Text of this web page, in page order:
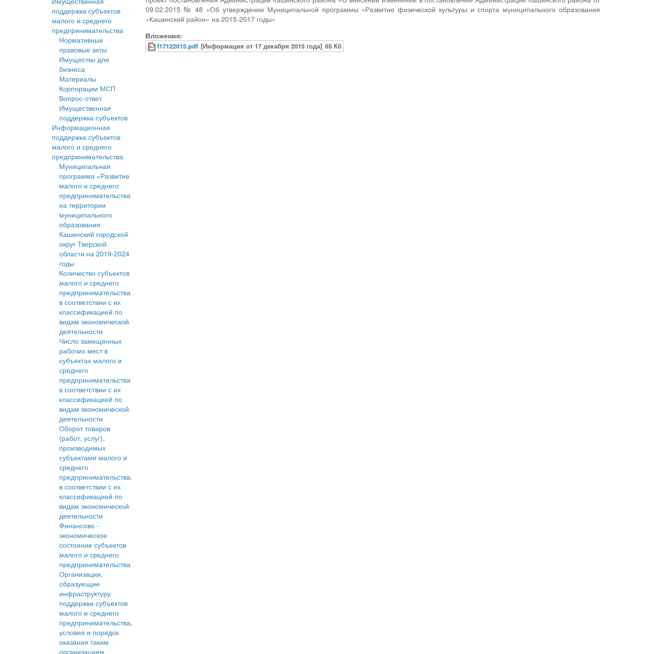
поддержка субъектов
малого и среднего
предпринимательства
Нормативные
правовые акты
Имущество для
бизнеса
Материалы
Корпорации МСП
Вопрос-ответ
Имущественная
поддержка субъектов
Информационная
поддержка субъектов
малого и среднего
предпринимательства
Муниципальная
программа «Развитие
малого и среднего
предпринимательства
на территории
муниципального
образования
Кашинский городской
округ Тверской
области на 2019-2024
годы
Количество субъектов
малого и среднего
предпринимательства
в соответствии с их
классификацией по
видам экономической
деятельности
Число замещенных
рабочих мест в
субъектах малого и
среднего
предпринимательства
в соответствии с их
классификацией по
видам экономической
деятельности
Оборот товаров
(работ, услуг),
производимых
субъектами малого и
среднего
предпринимательства,
в соответствии с их
классификацией по
видам экономической
деятельности
Финансово -
экономическое
состояние субъектов
малого и среднего
предпринимательства
Организации,
образующие
инфраструктуру
поддержки субъектов
малого и среднего
предпринимательства,
условия и порядок
оказания таким
организациям
09.02.2015 № 48 «Об утверждении Муниципальной программы «Развитие физической культуры и спорта муниципального образования
«Кашинский район» на 2015-2017 годы»
Вложения:
f17122015.pdf [Информация от 17 декабря 2015 года] 65 Кб